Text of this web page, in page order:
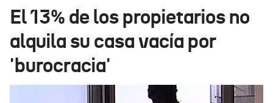
Ikusmiran
El 13% de los propietarios no
alquila su casa vacía por
'burocracia'